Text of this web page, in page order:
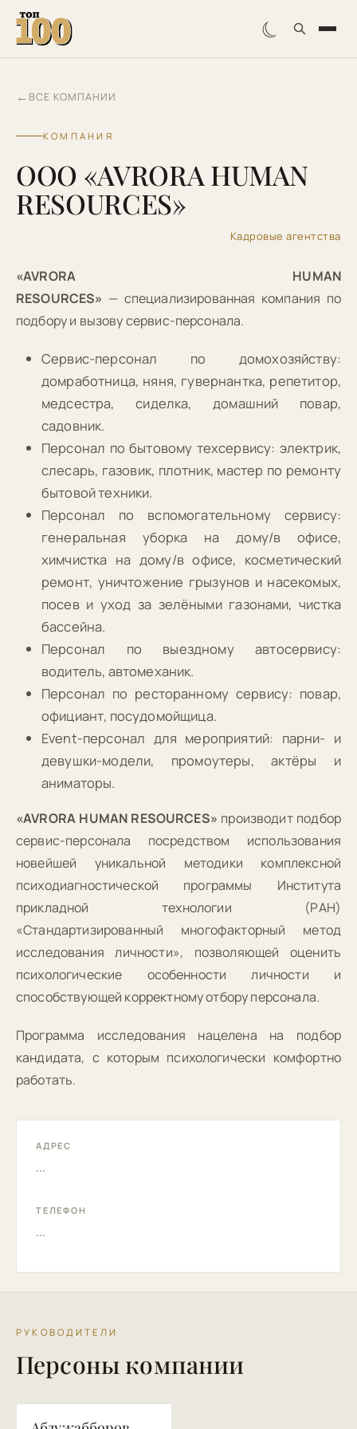
☾
← ВСЕ КОМПАНИИ
КОМПАНИЯ
ООО «AVRORA HUMAN
RESOURCES»
Кадровые агентства
«AVRORA HUMAN
RESOURCES» — специализированная компания по
подбору и вызову сервис-персонала.
Сервис-персонал по домохозяйству:
домработница, няня, гувернантка, репетитор,
медсестра, сиделка, домашний повар,
садовник.
Персонал по бытовому техсервису: электрик,
слесарь, газовик, плотник, мастер по ремонту
бытовой техники.
Персонал по вспомогательному сервису:
генеральная уборка на дому/в офисе,
химчистка на дому/в офисе, косметический
ремонт, уничтожение грызунов и насекомых,
посев и уход за зелёными газонами, чистка
бассейна.
Персонал по выездному автосервису:
водитель, автомеханик.
Персонал по ресторанному сервису: повар,
официант, посудомойщица.
Event-персонал для мероприятий: парни- и
девушки-модели, промоутеры, актёры и
аниматоры.
«AVRORA HUMAN RESOURCES» производит подбор
сервис-персонала посредством использования
новейшей уникальной методики комплексной
психодиагностической программы Института
прикладной технологии (РАН)
«Стандартизированный многофакторный метод
исследования личности», позволяющей оценить
психологические особенности личности и
способствующей корректному отбору персонала.
Программа исследования нацелена на подбор
кандидата, с которым психологически комфортно
работать.
АДРЕС
...
ТЕЛЕФОН
...
РУКОВОДИТЕЛИ
Персоны компании